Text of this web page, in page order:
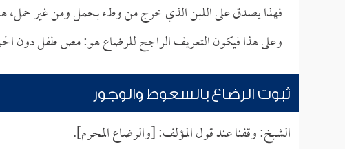
فهذا يصدق على اللبن الذي خرج من وطء بحمل ومن غير حمل،
وعلى هذا فيكون التعريف الراجح للرضاع هو: مص طفل دون
ثبوت الرضاع بالسعوط والوجور
الشيخ: وقفنا عند قول المؤلف: [والرضاع المحرم].